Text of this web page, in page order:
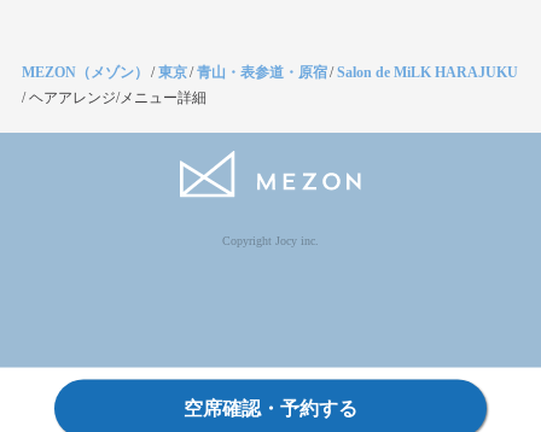
MEZON（メゾン） /東京/青山・表参道・原宿/Salon de MiLK HARAJUKU
/ヘアアレンジ/メニュー詳細
Copyright Jocy inc.
空席確認・予約する